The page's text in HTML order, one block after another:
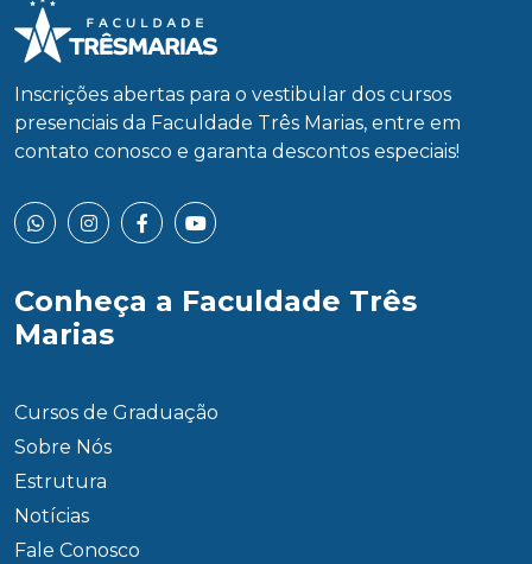
Inscrições abertas para o vestibular dos cursos
presenciais da Faculdade Três Marias, entre em
contato conosco e garanta descontos especiais!
Conheça a Faculdade Três
Marias
Cursos de Graduação
Sobre Nós
Estrutura
Notícias
Fale Conosco